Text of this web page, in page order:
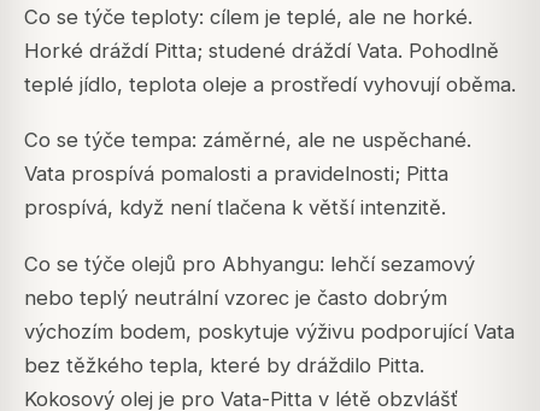
Co se týče teploty: cílem je teplé, ale ne horké.
Horké dráždí Pitta; studené dráždí Vata. Pohodlně
teplé jídlo, teplota oleje a prostředí vyhovují oběma.
Co se týče tempa: záměrné, ale ne uspěchané.
Vata prospívá pomalosti a pravidelnosti; Pitta
prospívá, když není tlačena k větší intenzitě.
Co se týče olejů pro Abhyangu: lehčí sezamový
nebo teplý neutrální vzorec je často dobrým
výchozím bodem, poskytuje výživu podporující Vata
bez těžkého tepla, které by dráždilo Pitta.
Kokosový olej je pro Vata-Pitta v létě obzvlášť